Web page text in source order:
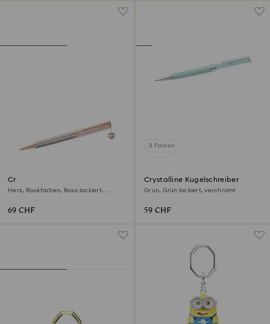
Crystalline Kugelschreiber
Herz, Roséfarben, Rosa lackiert,
69 CHF
8 Farben
Crystalline Kugelschreiber
Grün, Grün lackiert, verchromt
59 CHF